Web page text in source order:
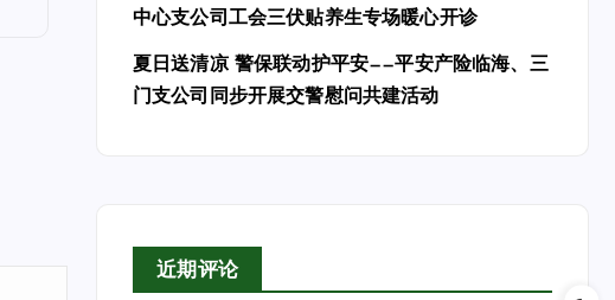
中心支公司工会三伏贴养生专场暖心开诊
夏日送清凉 警保联动护平安——平安产险临海、三
门支公司同步开展交警慰问共建活动
近期评论